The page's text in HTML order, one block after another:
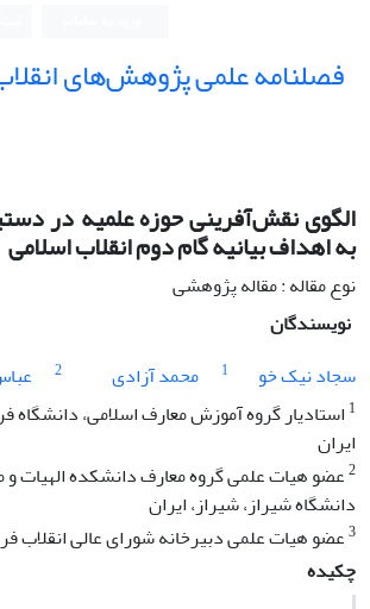
فصلنامه علمی پژوهش‌های
الگوی نقش‌آفرینی حوزه علمیه در
به اهداف بیانیه گام دوم انقلاب اسلامی
نوع مقاله : مقاله پژوهشی
نویسندگان
سجاد نیک خو
1 محمد آزادی 2
1 استادیار گروه آموزش معارف اسلامی، دانشگاه
ایران
2عضو هیات علمی گروه معارف دانشکده الهیات و
دانشگاه شیراز، شیراز، ایران
3عضو هیات علمی دبیرخانه شورای عالی انقلاب
چکیده